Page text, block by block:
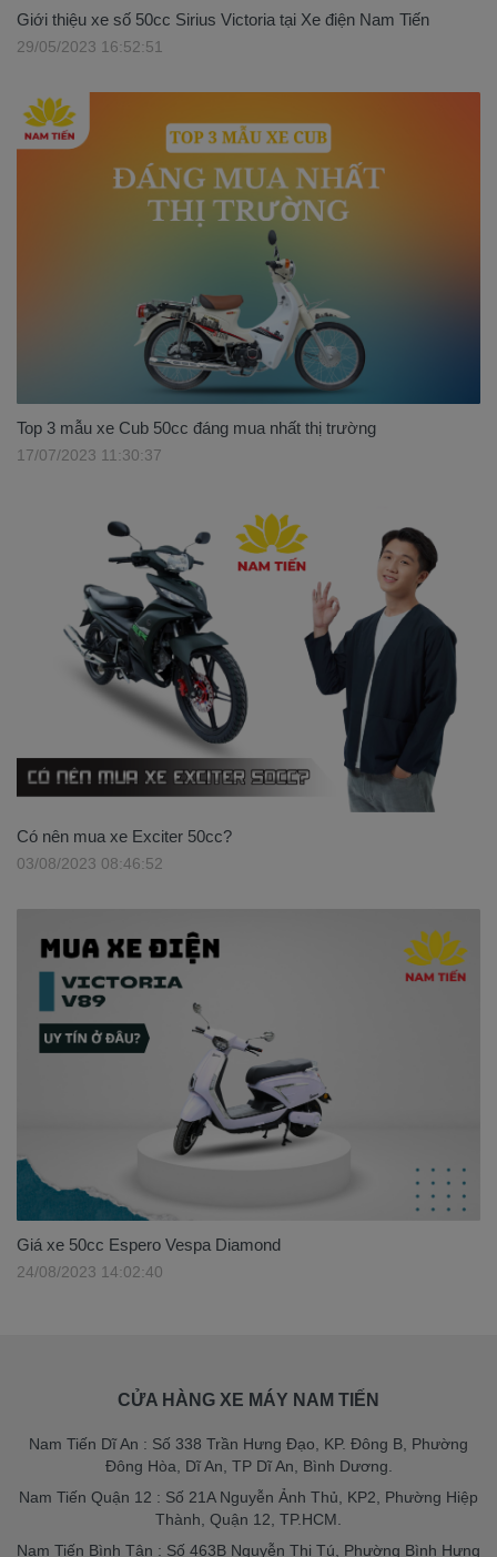
Giới thiệu xe số 50cc Sirius Victoria tại Xe điện Nam Tiến
29/05/2023 16:52:51
Top 3 mẫu xe Cub 50cc đáng mua nhất thị trường
17/07/2023 11:30:37
Có nên mua xe Exciter 50cc?
03/08/2023 08:46:52
Giá xe 50cc Espero Vespa Diamond
24/08/2023 14:02:40
CỬA HÀNG XE MÁY NAM TIẾN
Nam Tiến Dĩ An : Số 338 Trần Hưng Đạo, KP. Đông B, Phường
Đông Hòa, Dĩ An, TP Dĩ An, Bình Dương.
Nam Tiến Quận 12 : Số 21A Nguyễn Ảnh Thủ, KP2, Phường Hiệp
Thành, Quận 12, TP.HCM.
Nam Tiến Bình Tân : Số 463B Nguyễn Thị Tú, Phường Bình Hưng